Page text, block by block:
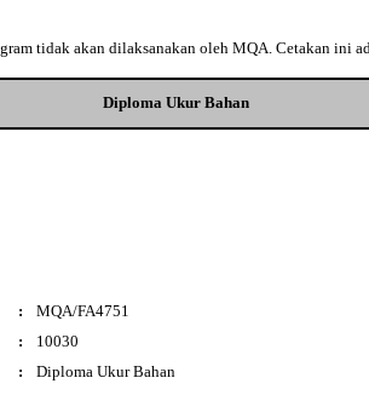
tidak akan dilaksanakan oleh MQA. Cetakan ini
Diploma Ukur Bahan
:
MQA/FA4751
:
10030
:
Diploma Ukur Bahan